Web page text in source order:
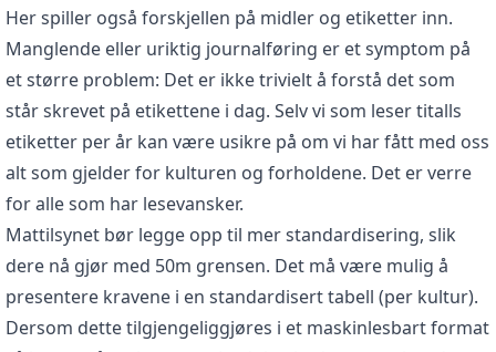
Her spiller også forskjellen på midler og etiketter inn.
Manglende eller uriktig journalføring er et symptom på
et større problem: Det er ikke trivielt å forstå det som
står skrevet på etikettene i dag. Selv vi som leser titalls
etiketter per år kan være usikre på om vi har fått med oss
alt som gjelder for kulturen og forholdene. Det er verre
for alle som har lesevansker.
Mattilsynet bør legge opp til mer standardisering, slik
dere nå gjør med 50m grensen. Det må være mulig å
presentere kravene i en standardisert tabell (per kultur).
Dersom dette tilgjengeliggjøres i et maskinlesbart format